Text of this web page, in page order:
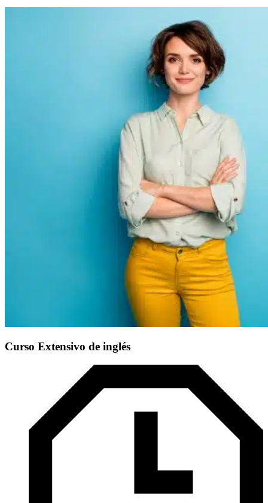
Curso Extensivo de inglés